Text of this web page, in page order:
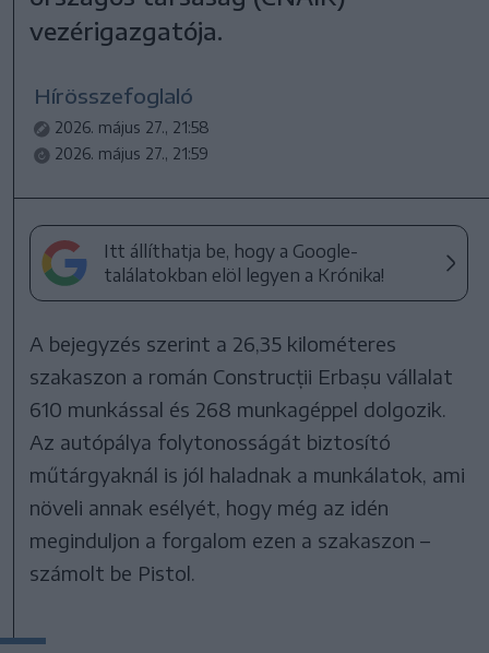
vezérigazgatója.
Hírösszefoglaló
2026. május 27., 21:58
2026. május 27., 21:59
Itt állíthatja be, hogy a Google-
találatokban elöl legyen a Krónika!
A bejegyzés szerint a 26,35 kilométeres
szakaszon a román Construcții Erbașu vállalat
610 munkással és 268 munkagéppel dolgozik.
Az autópálya folytonosságát biztosító
műtárgyaknál is jól haladnak a munkálatok, ami
növeli annak esélyét, hogy még az idén
meginduljon a forgalom ezen a szakaszon –
számolt be Pistol.